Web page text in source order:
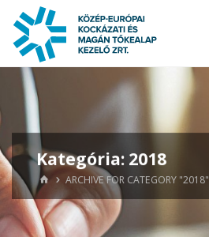
Skip
content
Kategória: 2018
HOME
ARCHIVE FOR CATEGORY "2018"